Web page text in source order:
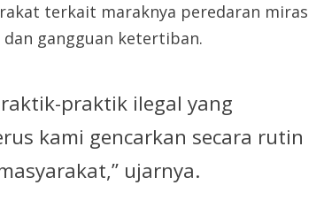
terkait maraknya peredaran miras
gangguan ketertiban.
praktik ilegal yang
kami gencarkan secara rutin
ujarnya.